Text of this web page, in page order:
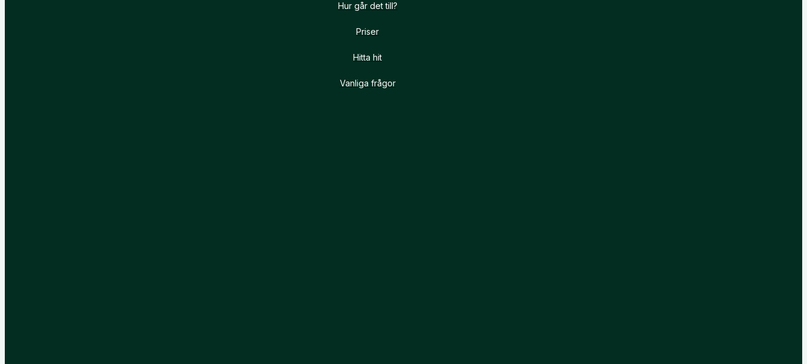
Hur går det till?
Priser
Hitta hit
Vanliga frågor